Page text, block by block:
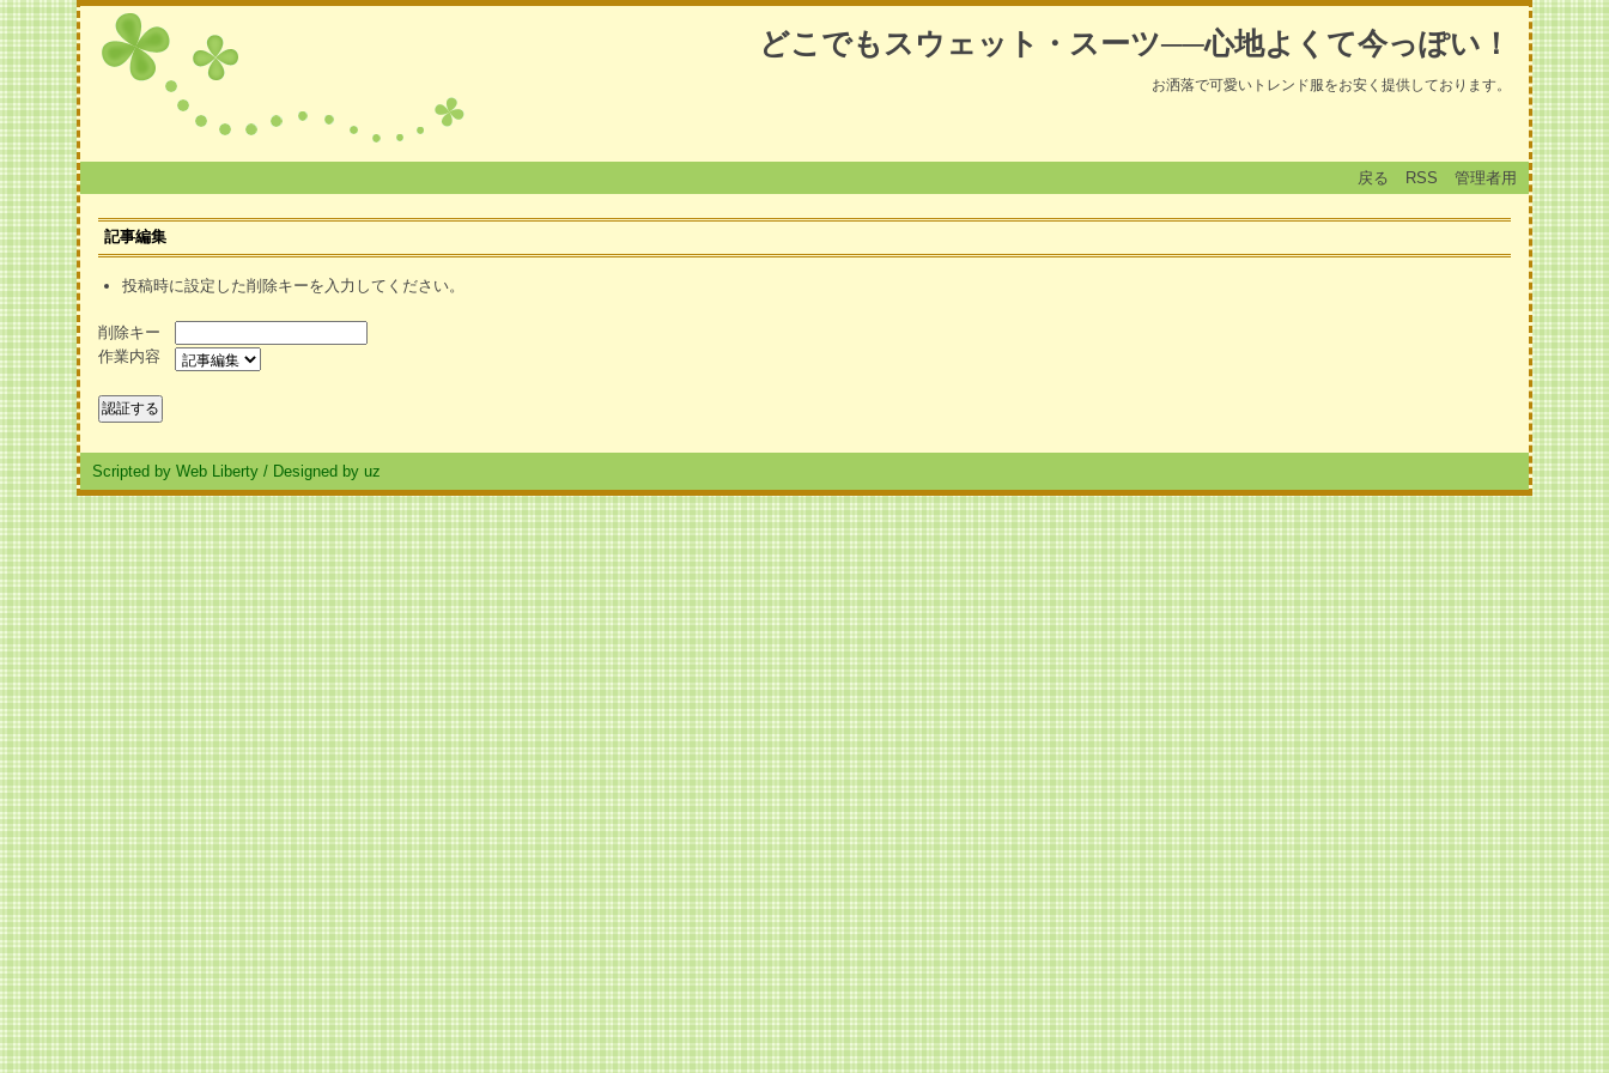
どこでもスウェット・スーツ──心地よくて今っぽい！
お洒落で可愛いトレンド服をお安く提供しております。
戻る RSS 管理者用
記事編集
投稿時に設定した削除キーを入力してください。
削除キー
作業内容
Scripted by Web Liberty / Designed by uz